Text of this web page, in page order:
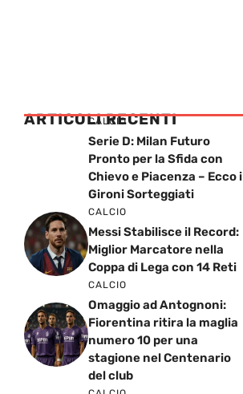
ARTICOLI RECENTI
CALCIO
Serie D: Milan Futuro
Pronto per la Sfida con
Chievo e Piacenza – Ecco i
Gironi Sorteggiati
CALCIO
Messi Stabilisce il Record:
Miglior Marcatore nella
Coppa di Lega con 14 Reti
CALCIO
Omaggio ad Antognoni:
Fiorentina ritira la maglia
numero 10 per una
stagione nel Centenario
del club